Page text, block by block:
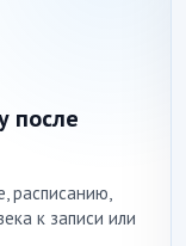
после
расписанию,
к записи или